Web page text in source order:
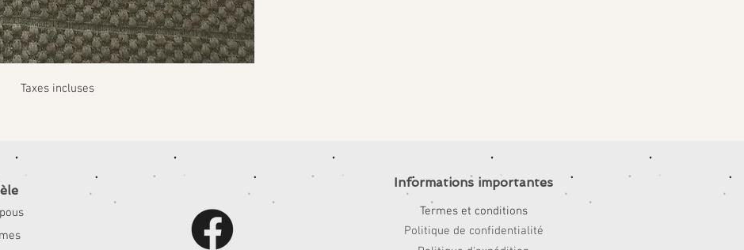
Taxes incluses
Informations importantes
Termes et conditions
Politique de confidentialité